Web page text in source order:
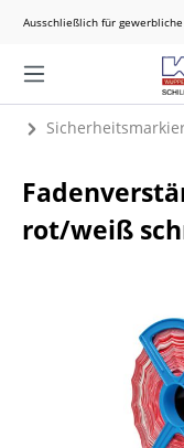
Ausschließlich für
rot/weiß